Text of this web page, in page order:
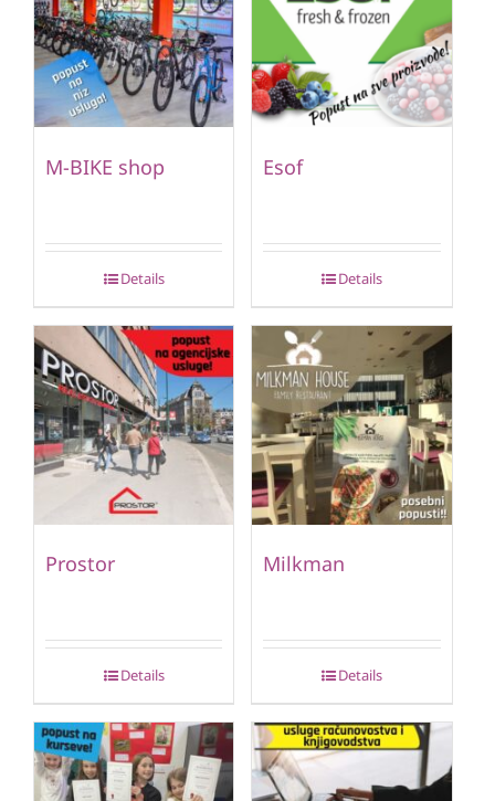
M-BIKE shop
Details
Esof
Details
Prostor
Details
Milkman
Details